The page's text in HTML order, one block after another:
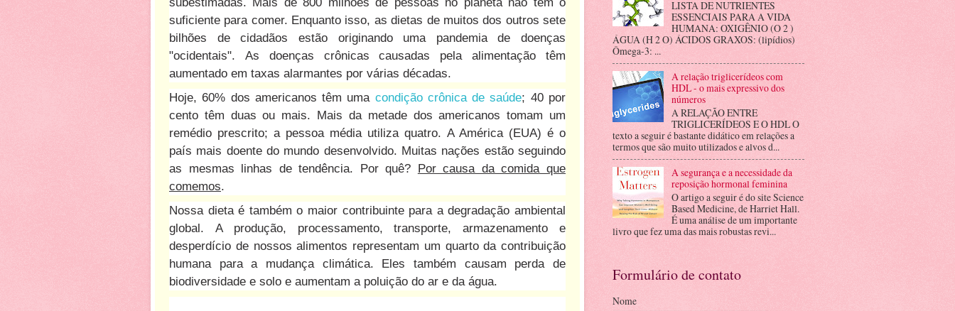
suficiente para comer. Enquanto isso, as dietas de muitos dos outros sete
bilhões de cidadãos estão originando uma pandemia de doenças
"ocidentais". As doenças crônicas causadas pela alimentação têm
aumentado em taxas alarmantes por várias décadas.
Hoje, 60% dos americanos têm uma condição crônica de saúde; 40 por
cento têm duas ou mais. Mais da metade dos americanos tomam um
remédio prescrito; a pessoa média utiliza quatro. A América (EUA) é o
país mais doente do mundo desenvolvido. Muitas nações estão seguindo
as mesmas linhas de tendência. Por quê? Por causa da comida que
comemos.
Nossa dieta é também o maior contribuinte para a degradação ambiental
global. A produção, processamento, transporte, armazenamento e
desperdício de nossos alimentos representam um quarto da contribuição
humana para a mudança climática. Eles também causam perda de
biodiversidade e solo e aumentam a poluição do ar e da água.
LISTA DE NUTRIENTES
ESSENCIAIS PARA A VIDA
HUMANA: OXIGÊNIO (O 2 )
ÁGUA (H 2 O) ÁCIDOS GRAXOS: (lipídios)
Ômega-3: ...
A relação triglicerídeos com
HDL - o mais expressivo dos
números
A RELAÇÃO ENTRE
TRIGLICERÍDEOS E O HDL O
texto a seguir é bastante didático em relações a
termos que são muito utilizados e alvos d...
A segurança e a necessidade da
reposição hormonal feminina
O artigo a seguir é do site Science
Based Medicine, de Harriet Hall.
É uma análise de um importante
livro que fez uma das mais robustas revi...
Formulário de contato
Nome